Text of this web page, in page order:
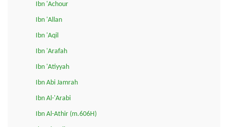
Ibn 'Achour
Ibn 'Allan
Ibn 'Aqil
Ibn 'Arafah
Ibn 'Atiyyah
Ibn Abi Jamrah
Ibn Al-'Arabi
Ibn Al-Athir (m.606H)